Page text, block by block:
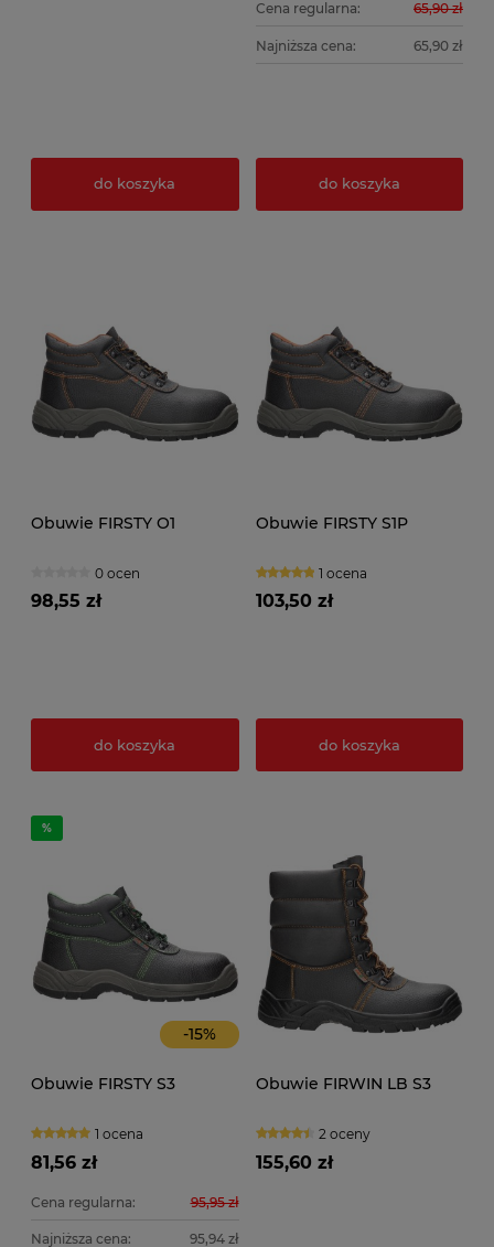
do koszyka
Cena regularna: 65,90 zł
Najniższa cena: 65,90 zł
do koszyka
Obuwie FIRSTY O1
0 ocen
98,55 zł
do koszyka
Obuwie FIRSTY S1P
1 ocena
103,50 zł
do koszyka
-15%
Obuwie FIRSTY S3
1 ocena
81,56 zł
Cena regularna: 95,95 zł
Najniższa cena: 95,94 zł
Obuwie FIRWIN LB S3
2 oceny
155,60 zł